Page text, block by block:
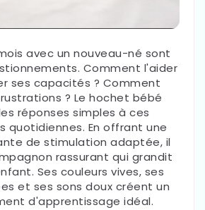
avec un nouveau-né sont
Comment l'aider
ses capacités ? Comment
? Le hochet bébé
réponses simples à ces
quotidiennes. En offrant une
de stimulation adaptée, il
rassurant qui grandit
Ses couleurs vives, ses
et ses sons doux créent un
d'apprentissage idéal.